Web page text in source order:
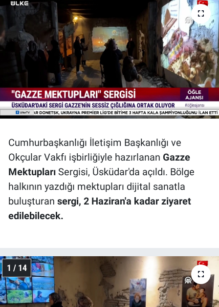
Cumhurbaşkanlığı İletişim Başkanlığı ve
Okçular Vakfı işbirliğiyle hazırlanan Gazze
Mektupları Sergisi, Üsküdar'da açıldı. Bölge
halkının yazdığı mektupları dijital sanatla
buluşturan sergi, 2 Haziran'a kadar ziyaret
edilebilecek.
1 / 14
Özel Haberler
Kadın
Erişim Bilgileri
Sağlık
Teknoloji
Ramazan